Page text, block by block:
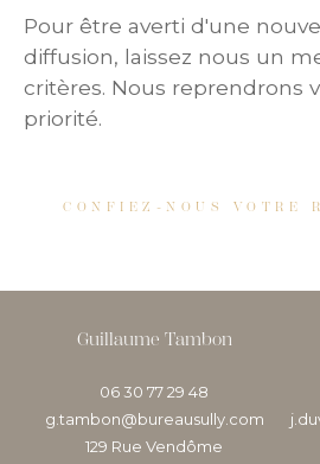
Pour être averti d'une
diffusion, laissez nous un
critères. Nous reprendrons
priorité.
CONFIEZ-NOUS VOTRE
Guillaume Tambon
06 30 77 29 48
g.tambon@bureausully.com
129 Rue Vendôme